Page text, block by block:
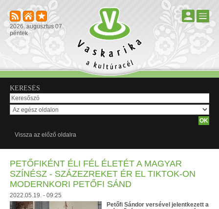
2026. augusztus 07.
péntek
KERESÉS
Vissza az előző oldalra
PETŐFIKÉNT ÉLI FÉL ÉLETÉT A MAGYAR
SZÍNÉSZ - SZÁZEZREKET ÉR EL TIKTOK-ON
MODERNKORI PETŐFI SÁND
2022.05.19. - 09:25
Petőfi Sándor versével jelentkezett a